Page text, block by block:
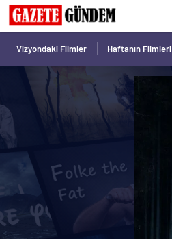
Vizyondaki Filmler Haftanın Filmleri